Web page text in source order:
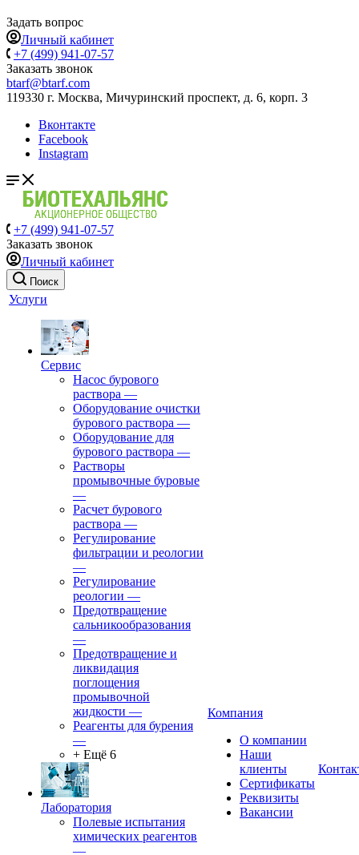
Задать вопрос
Личный кабинет
+7 (499) 941-07-57
Заказать звонок
btarf@btarf.com
119330 г. Москва, Мичуринский проспект, д. 6, корп. 3
Вконтакте
Facebook
Instagram
+7 (499) 941-07-57
Заказать звонок
Личный кабинет
Поиск
Услуги
Сервис
Насос бурового
раствора —
Оборудование очистки
бурового раствора —
Оборудование для
бурового раствора —
Растворы
промывочные буровые
—
Расчет бурового
раствора —
Регулирование
фильтрации и реологии
—
Регулирование
реологии —
Предотвращение
сальникообразования
—
Предотвращение и
ликвидация
поглощения
промывочной
жидкости —
Реагенты для бурения
—
+ Ещё 6
Лаборатория
Полевые испытания
химических реагентов
—
Компания
О компании
Наши
клиенты
Сертификаты
Реквизиты
Вакансии